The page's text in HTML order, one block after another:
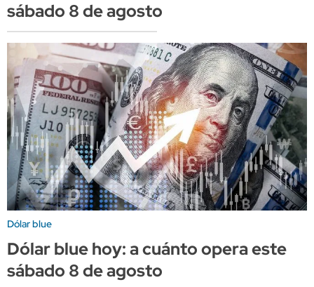
sábado 8 de agosto
Dólar blue
Dólar blue hoy: a cuánto opera este
sábado 8 de agosto